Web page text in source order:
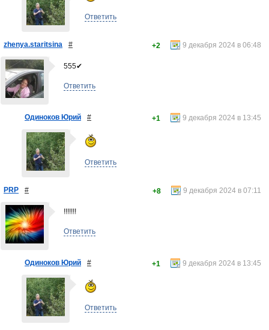
Ответить
zhenya.staritsina # 9 декабря 2024 в 06:48
+2
555✔
Ответить
Одиноков Юрий # 9 декабря 2024 в 13:45
+1
Ответить
PRP # 9 декабря 2024 в 07:11
+8
!!!!!!!
Ответить
Одиноков Юрий # 9 декабря 2024 в 13:45
+1
Ответить